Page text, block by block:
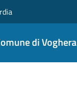
di Voghera